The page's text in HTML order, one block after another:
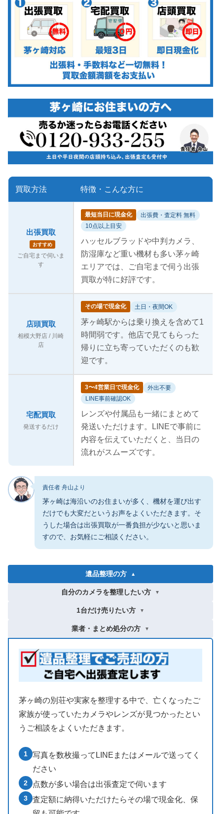
買取方法 特徴・こんな方に
出張買取
おすすめ
ご自宅まで伺いま
す
最短当日に現金化
出張費・査定料 無料
10点以上目安
ハッセルブラッドや中判カメラ、
防湿庫など重い機材も多い茅ヶ崎
エリアでは、ご自宅まで伺う出張
買取が特に好評です。
店頭買取
相模大野店 / 川崎
店
その場で現金化 土日・夜間OK
茅ヶ崎駅からは乗り換えを含めて1
時間弱です。他店で見てもらった
帰りに立ち寄っていただくのも歓
迎です。
宅配買取
発送するだけ
3〜4営業日で現金化
外出不要
LINE事前確認OK
レンズや付属品も一緒にまとめて
発送いただけます。LINEで事前に
内容を伝えていただくと、当日の
流れがスムーズです。
責任者 舟山より
茅ヶ崎は海沿いのお住まいが多く、機材を運び出す
だけでも大変だというお声をよくいただきます。そ
うした場合は出張買取が一番負担が少ないと思いま
すので、お気軽にご相談ください。
遺品整理の方 ▼
自分のカメラを整理したい方 ▼
1台だけ売りたい方 ▼
業者・まとめ処分の方 ▼
茅ヶ崎の別荘や実家を整理する中で、亡くなったご
家族が使っていたカメラやレンズが見つかったとい
うご相談をよくいただきます。
1
写真を数枚撮ってLINEまたはメールで送ってく
ださい
2 点数が多い場合は出張査定で伺います
3
査定額に納得いただけたらその場で現金化、保